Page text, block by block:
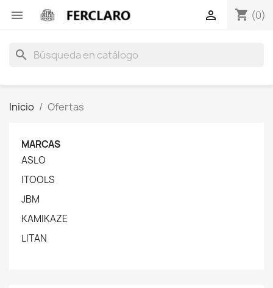
 shopping_cart (0)

search
Inicio Ofertas
MARCAS
ASLO
ITOOLS
JBM
KAMIKAZE
LITAN